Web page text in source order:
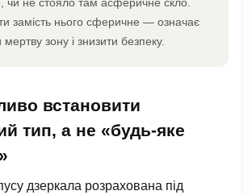
замість нього сферичне — означає
мертву зону і знизити безпеку.
встановити
тип, а не «будь-яке
дзеркала розрахована під